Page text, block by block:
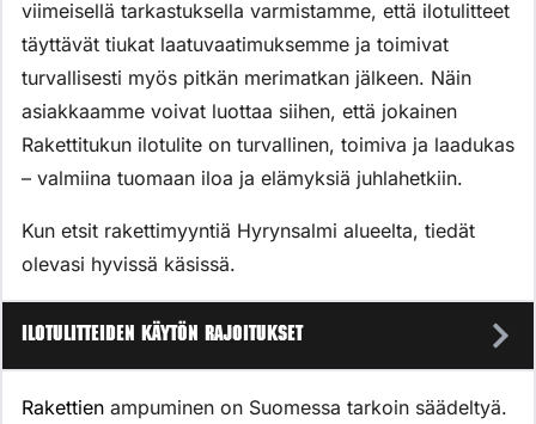
viimeisellä tarkastuksella varmistamme, että ilotulitteet
täyttävät tiukat laatuvaatimuksemme ja toimivat
turvallisesti myös pitkän merimatkan jälkeen. Näin
asiakkaamme voivat luottaa siihen, että jokainen
Rakettitukun ilotulite on turvallinen, toimiva ja laadukas
– valmiina tuomaan iloa ja elämyksiä juhlahetkiin.
Kun etsit rakettimyyntiä Hyrynsalmi alueelta, tiedät
olevasi hyvissä käsissä.
Ilotulitteiden käytön rajoitukset
Rakettien ampuminen on Suomessa tarkoin säädeltyä.